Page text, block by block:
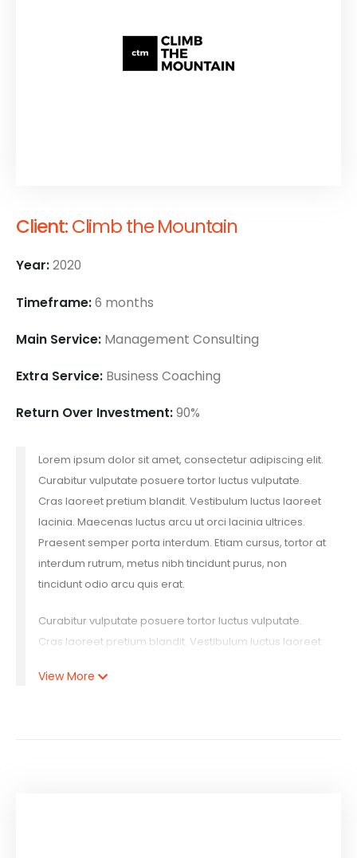
Client:Climb the Mountain
Year:2020
Timeframe:6 months
Main Service: Management Consulting
Extra Service: Business Coaching
Return Over Investment:90%
Lorem ipsum dolor sit amet, consectetur adipiscing elit.
Curabitur vulputate posuere tortor luctus vulputate.
Cras laoreet pretium blandit. Vestibulum luctus laoreet
lacinia. Maecenas luctus arcu ut orci lacinia ultrices.
Praesent semper porta interdum. Etiam cursus, tortor at
interdum rutrum, metus nibh tincidunt purus, non
tincidunt odio arcu quis erat.
Curabitur vulputate posuere tortor luctus vulputate.
Cras laoreet pretium blandit. Vestibulum luctus laoreet
Praesent semper porta interdum. Etiam cursus, tortor at
View More